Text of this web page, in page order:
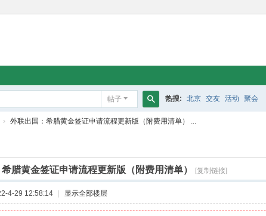
帖子
搜
热搜: 北京 交友 活动 聚会
› 外联出国：希腊黄金签证申请流程更新版（附费用清单） ...
腊黄金签证申请流程更新版（附费用清单） [复制链接]
4-29 12:58:14 显示全部楼层